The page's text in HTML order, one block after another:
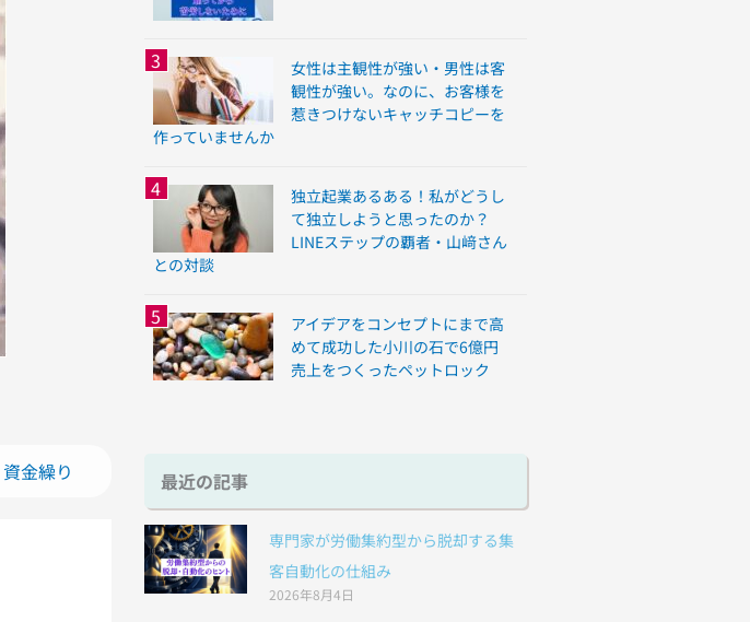
資金繰り
女性は主観性が強い・男性は客
観性が強い。なのに、お客様を
惹きつけないキャッチコピーを
作っていませんか
独立起業あるある！私がどうし
て独立しようと思ったのか？
LINEステップの覇者・山﨑さん
との対談
アイデアをコンセプトにまで高
めて成功した小川の石で6億円
売上をつくったペットロック
最近の記事
専門家が労働集約型から脱却する集
客自動化の仕組み
2026年8月4日